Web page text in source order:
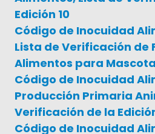
Edición 10
Código de Inocuidad
Lista de Verificación de
Alimentos para
Código de Inocuidad
Producción Primaria
Verificación de la
Código de Inocuidad